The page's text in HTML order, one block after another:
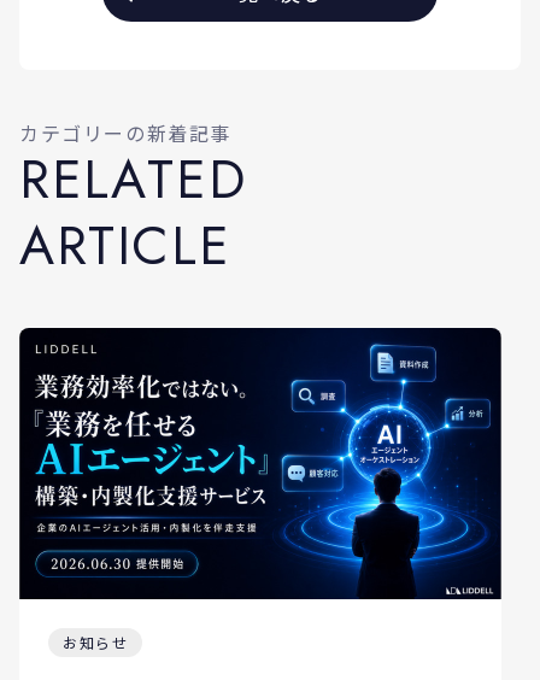
カテゴリーの新着記事
RELATED
ARTICLE
お知らせ